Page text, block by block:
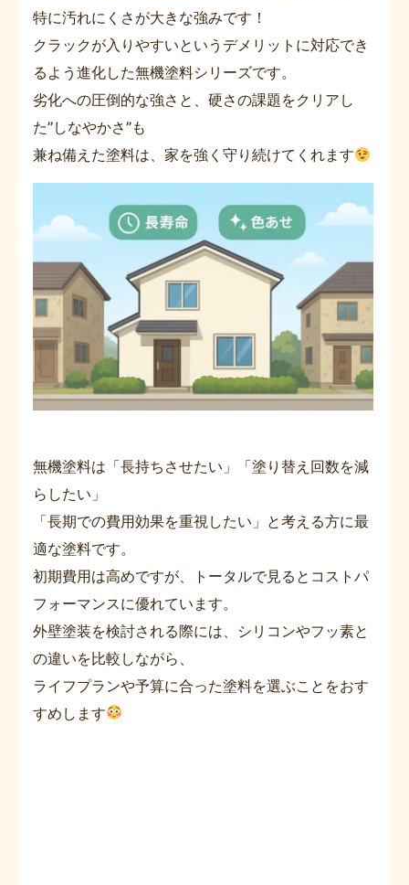
特に汚れにくさが大きな強みです！
クラックが入りやすいというデメリットに対応でき
るよう進化した無機塗料シリーズです。
劣化への圧倒的な強さと、硬さの課題をクリアし
た’’しなやかさ’’も
兼ね備えた塗料は、家を強く守り続けてくれます
無機塗料は「長持ちさせたい」「塗り替え回数を減
らしたい」
「長期での費用効果を重視したい」と考える方に最
適な塗料です。
初期費用は高めですが、トータルで見るとコストパ
フォーマンスに優れています。
外壁塗装を検討される際には、シリコンやフッ素と
の違いを比較しながら、
ライフプランや予算に合った塗料を選ぶことをおす
すめします